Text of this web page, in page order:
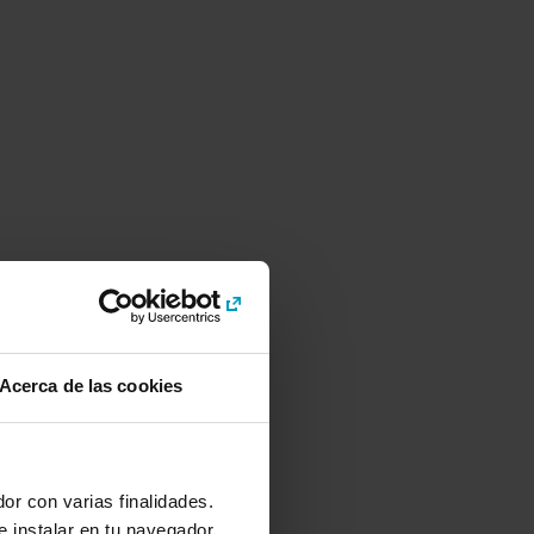
Acerca de las cookies
con varias finalidades.
instalar en tu navegador,